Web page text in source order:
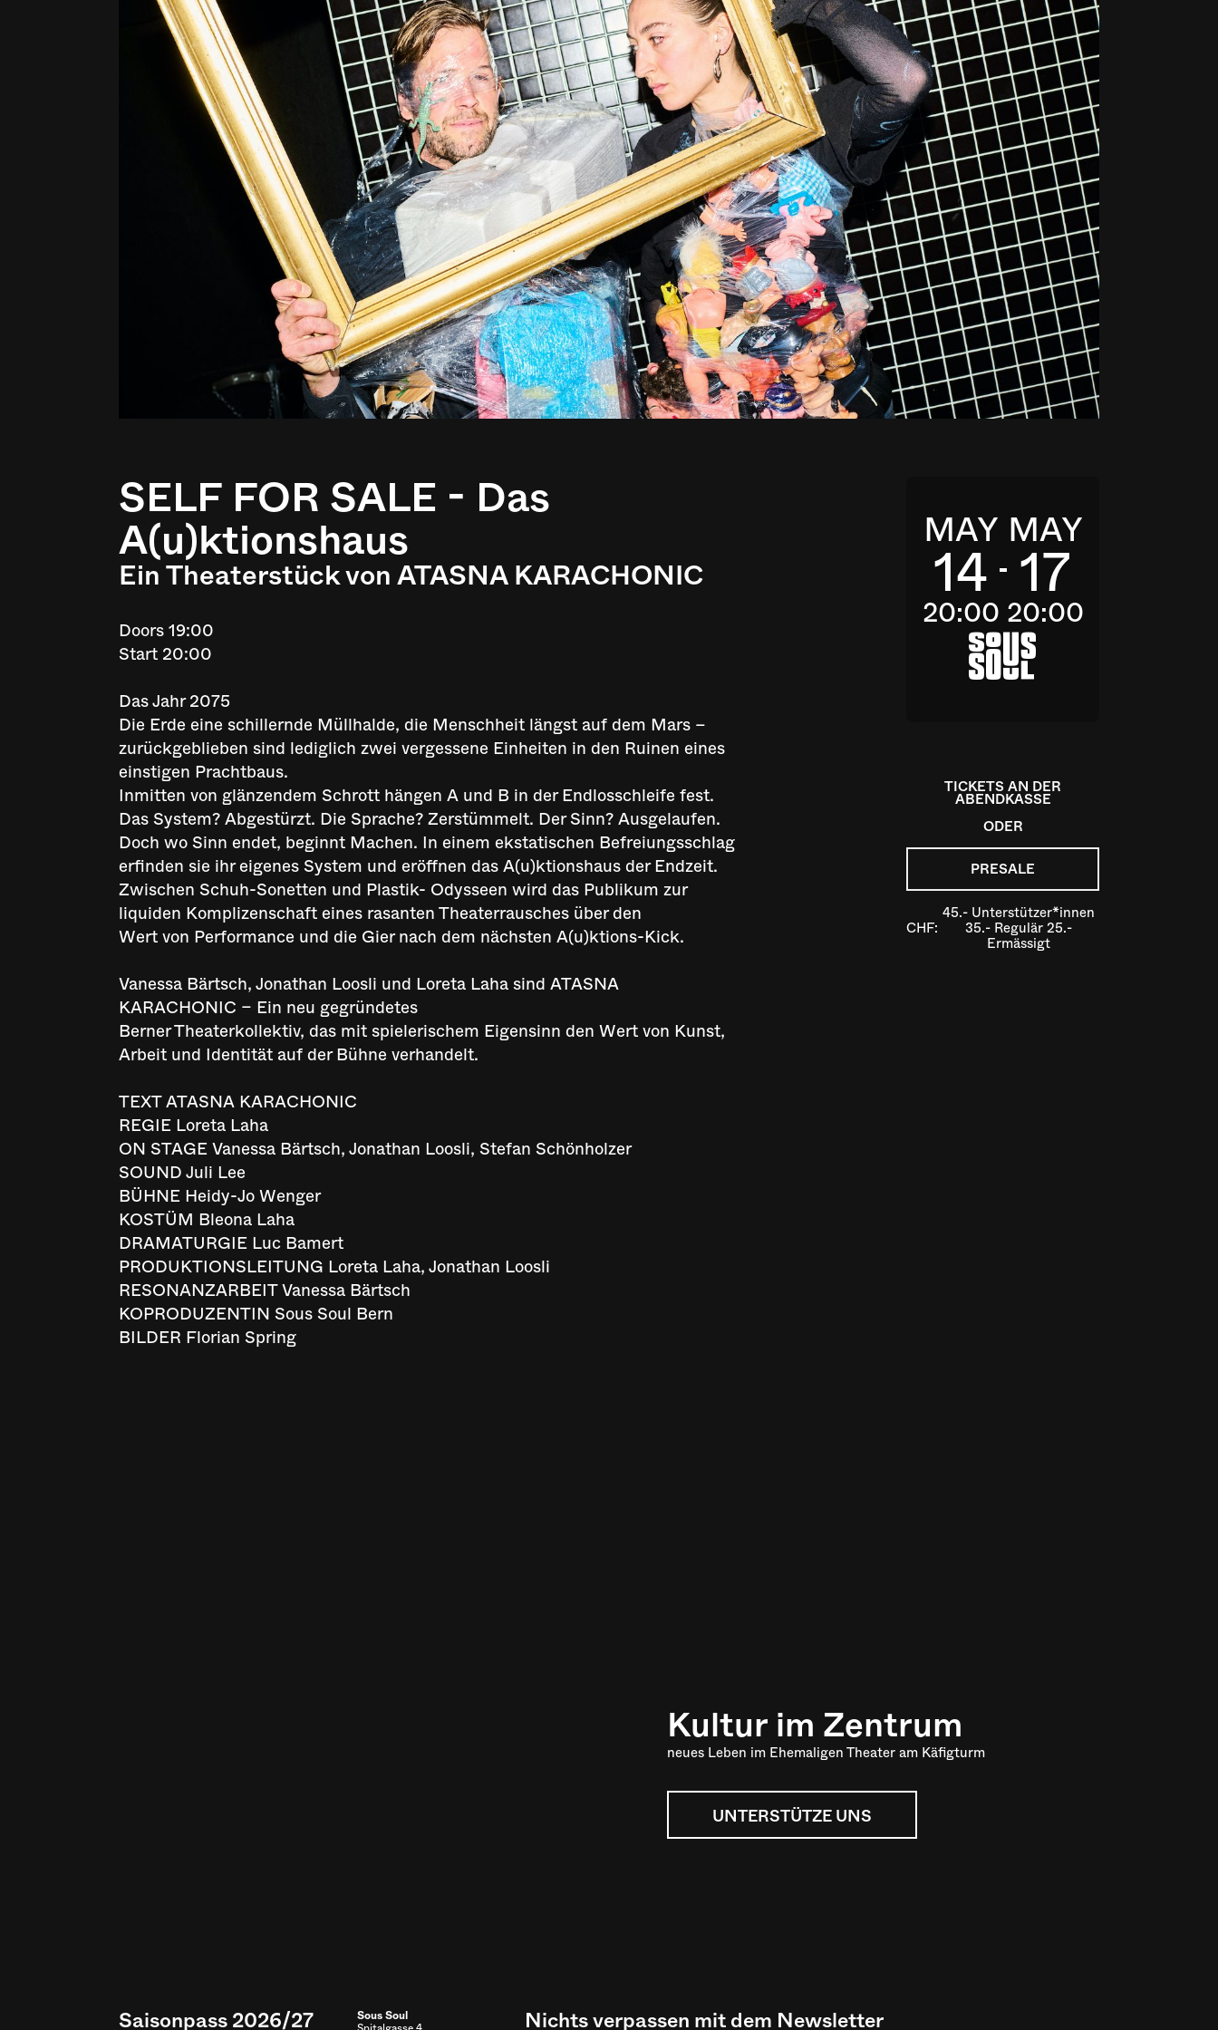
SELF FOR SALE - Das
A(u)ktionshaus
Ein Theaterstück von ATASNA KARACHONIC
Doors 19:00
Start 20:00
Das Jahr 2075
Die Erde eine schillernde Müllhalde, die Menschheit längst auf dem Mars –
zurückgeblieben sind lediglich zwei vergessene Einheiten in den Ruinen eines
einstigen Prachtbaus.
Inmitten von glänzendem Schrott hängen A und B in der Endlosschleife fest.
Das System? Abgestürzt. Die Sprache? Zerstümmelt. Der Sinn? Ausgelaufen.
Doch wo Sinn endet, beginnt Machen. In einem ekstatischen Befreiungsschlag
erfinden sie ihr eigenes System und eröffnen das A(u)ktionshaus der Endzeit.
Zwischen Schuh-Sonetten und Plastik- Odysseen wird das Publikum zur
liquiden Komplizenschaft eines rasanten Theaterrausches über den
Wert von Performance und die Gier nach dem nächsten A(u)ktions-Kick.
Vanessa Bärtsch, Jonathan Loosli und Loreta Laha sind ATASNA
KARACHONIC – Ein neu gegründetes
Berner Theaterkollektiv, das mit spielerischem Eigensinn den Wert von Kunst,
Arbeit und Identität auf der Bühne verhandelt.
TEXT ATASNA KARACHONIC
REGIE Loreta Laha
ON STAGE Vanessa Bärtsch, Jonathan Loosli, Stefan Schönholzer
SOUND Juli Lee
BÜHNE Heidy-Jo Wenger
KOSTÜM Bleona Laha
DRAMATURGIE Luc Bamert
PRODUKTIONSLEITUNG Loreta Laha, Jonathan Loosli
RESONANZARBEIT Vanessa Bärtsch
KOPRODUZENTIN Sous Soul Bern
BILDER Florian Spring
MAY
14
20:00
MAY
17
20:00
a
TICKETS AN DER
ABENDKASSE
ODER
PRESALE
CHF:
45.- Unterstützer*innen
35.- Regulär 25.-
Ermässigt
Kultur im Zentrum
neues Leben im Ehemaligen Theater am Käfigturm
UNTERSTÜTZE UNS
Saisonpass 2026/27 Sous Soul Nichts verpassen mit dem Newsletter